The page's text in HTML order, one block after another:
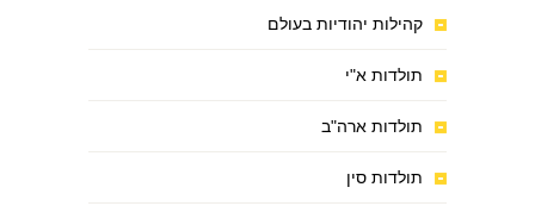
קהילות יהודיות בעולם
תולדות א"י
תולדות ארה"ב
תולדות סין